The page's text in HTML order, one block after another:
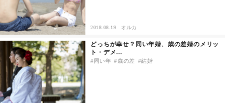
結婚相談所
あるある
その他
ドキドキ
2018.08.19 オルカ
どっちが幸せ？同い年婚、歳の差婚のメリッ
ト・デメ…
同い年 歳の差 結婚